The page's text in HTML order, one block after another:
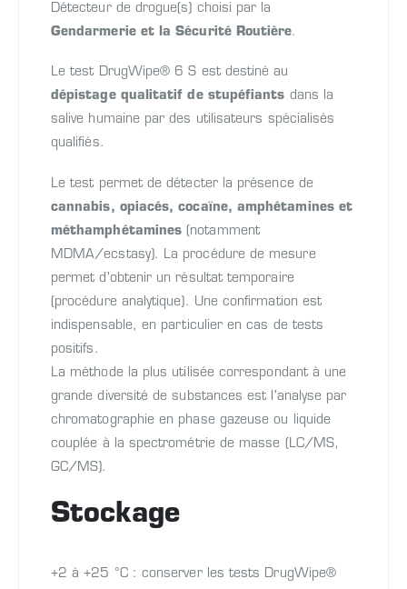
Détecteur de drogue(s) choisi par la
Gendarmerie et la Sécurité Routière.
Le test DrugWipe® 6 S est destiné au
dépistage qualitatif de stupéfiants dans la
salive humaine par des utilisateurs spécialisés
qualifiés.
Le test permet de détecter la présence de
cannabis, opiacés, cocaïne, amphétamines et
méthamphétamines (notamment
MDMA/ecstasy). La procédure de mesure
permet d'obtenir un résultat temporaire
(procédure analytique). Une confirmation est
indispensable, en particulier en cas de tests
positifs.
La méthode la plus utilisée correspondant à une
grande diversité de substances est l'analyse par
chromatographie en phase gazeuse ou liquide
couplée à la spectrométrie de masse (LC/MS,
GC/MS).
Stockage
+2 à +25 °C : conserver les tests DrugWipe®